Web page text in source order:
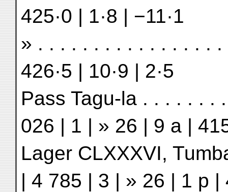
425·0 | 1·8 | −11·1
» . . . . . . . . . . . . . . . .
426·5 | 10·9 | 2·5
Pass Tagu-la . . . . . . . .
026 | 1 | » 26 | 9 a |
Lager CLXXXVI,
| 4 785 | 3 | » 26 | 1 p |